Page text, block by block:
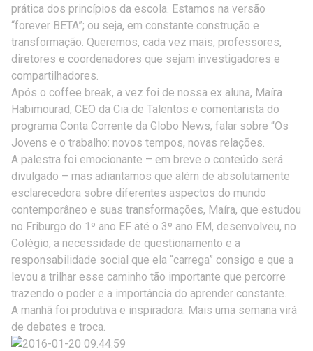
prática dos princípios da escola. Estamos na versão
“forever BETA”; ou seja, em constante construção e
transformação. Queremos, cada vez mais, professores,
diretores e coordenadores que sejam investigadores e
compartilhadores.
Após o coffee break, a vez foi de nossa ex aluna, Maíra
Habimourad, CEO da Cia de Talentos e comentarista do
programa Conta Corrente da Globo News, falar sobre “Os
Jovens e o trabalho: novos tempos, novas relações.
A palestra foi emocionante – em breve o conteúdo será
divulgado – mas adiantamos que além de absolutamente
esclarecedora sobre diferentes aspectos do mundo
contemporâneo e suas transformações, Maíra, que estudou
no Friburgo do 1º ano EF até o 3º ano EM, desenvolveu, no
Colégio, a necessidade de questionamento e a
responsabilidade social que ela “carrega” consigo e que a
levou a trilhar esse caminho tão importante que percorre
trazendo o poder e a importância do aprender constante.
A manhã foi produtiva e inspiradora. Mais uma semana virá
de debates e troca.